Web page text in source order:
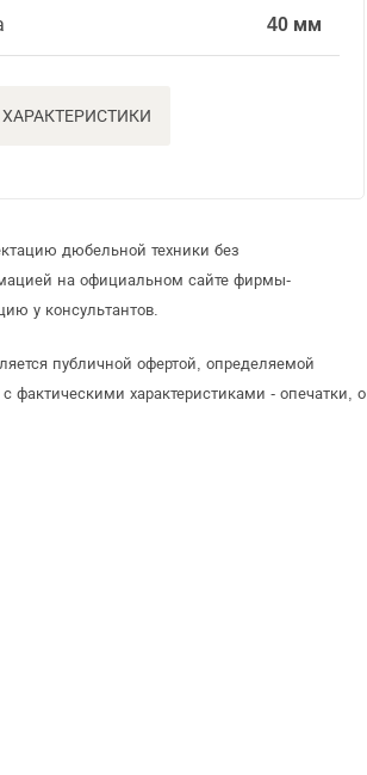
40 мм
ХАРАКТЕРИСТИКИ
дюбельной техники без
на официальном сайте фирмы-
у консультантов.
публичной офертой, определяемой
фактическими характеристиками - опечатки, о